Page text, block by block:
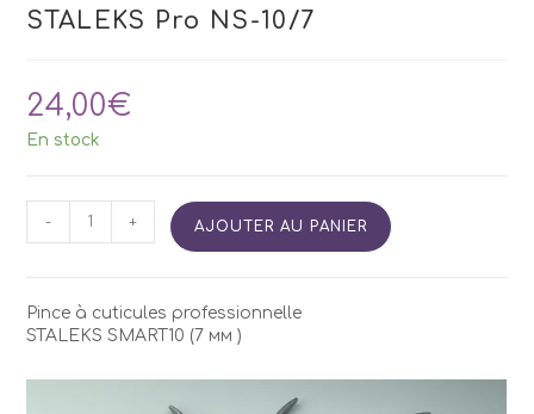
STALEKS Pro NS-10/7
24,00€
En stock
quantité
cuticulesSTALEKS
Pro
NS-
- + AJOUTER AU PANIER
Pince à cuticules professionnelle
STALEKS SMART10 (7 мм )